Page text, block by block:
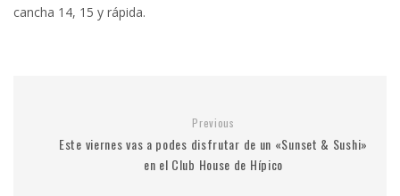
cancha 14, 15 y rápida.
Previous
Este viernes vas a podes disfrutar de un «Sunset & Sushi»
en el Club House de Hípico